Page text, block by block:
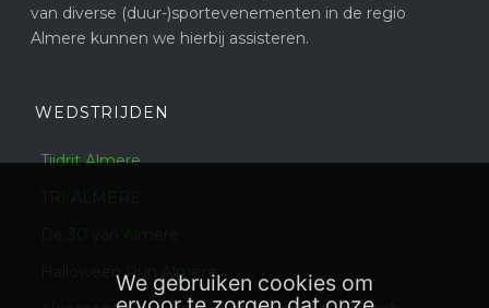
van diverse (duur-)sportevenementen in de regio
Almere kunnen we hierbij assisteren.
WEDSTRIJDEN
Tijdrit Almere
TRI ALMERE
De 30 van Almere
Halloween Run Almere
We gebruiken cookies om